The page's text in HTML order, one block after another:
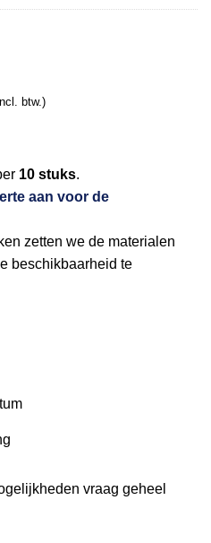
btw.)
10 stuks.
aan voor de
zetten we de materialen
beschikbaarheid te
vraag geheel